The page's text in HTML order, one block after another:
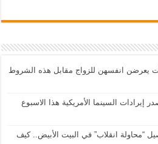
يعرضن انفسهن للزواج مقابل هذه الشروط
“محاولة انقلاب” في البيت الأبيض.. كيف